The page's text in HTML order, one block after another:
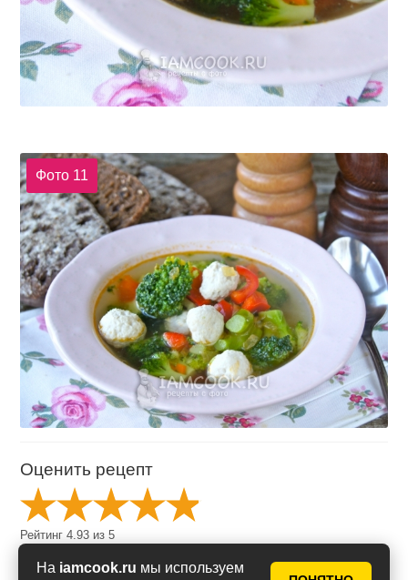
На iamcook.ru мы используем
Фото 11
Оценить рецепт
Рейтинг4.93 из5
на основе